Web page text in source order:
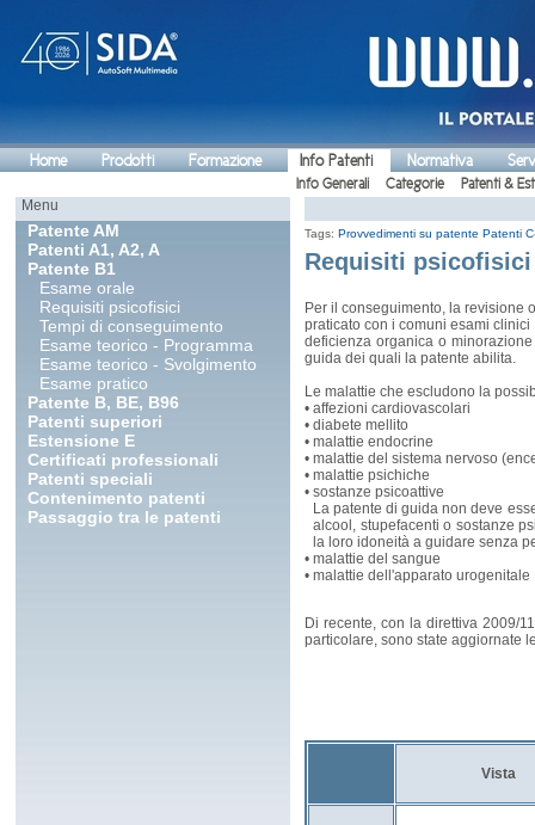
Home Prodotti Formazione Info Patenti Normativa
Info Generali Categorie
Patenti &
Menu
Patente AM
Patenti A1, A2, A
Patente B1
Esame orale
Requisiti psicofisici
Tempi di conseguimento
Esame teorico - Programma
Esame teorico - Svolgimento
Esame pratico
Patente B, BE, B96
Patenti superiori
Estensione E
Certificati professionali
Patenti speciali
Contenimento patenti
Passaggio tra le patenti
Tags: Provvedimenti su patente Patenti
Requisiti psicofisici
Per il conseguimento, la revisione
praticato con i comuni esami
deficienza organica o
guida dei quali la patente abilita.
Le malattie che escludono la
• affezioni cardiovascolari
• diabete mellito
• malattie endocrine
• malattie del sistema nervoso
• malattie psichiche
• sostanze psicoattive
La patente di guida non deve
alcool, stupefacenti o sostanze
la loro idoneità a guidare senza
• malattie del sangue
• malattie dell'apparato urogenitale
Di recente, con la direttiva 2009/
particolare, sono state aggiornate
Vista